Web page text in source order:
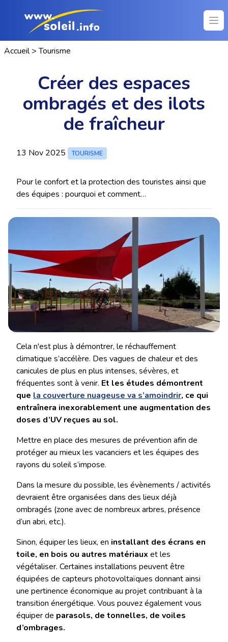
Accueil >Tourisme
Créer des espaces
ombragés et des ilots
de fraîcheur
13 Nov 2025 TOURISME
Pour le confort et la protection des touristes ainsi que
des équipes : pourquoi et comment…
Cela n'est plus à démontrer, le réchauffement
climatique s’accélère. Des vagues de chaleur et des
canicules de plus en plus intenses, sévères, et
fréquentes sont à venir. Et les études démontrent
que la couverture nuageuse va s’amoindrir, ce qui
entraînera inexorablement une augmentation des
doses d’UV reçues au sol.
Mettre en place des mesures de prévention afin de
protéger au mieux les vacanciers et les équipes des
rayons du soleil s’impose.
Dans la mesure du possible, les évènements / activités
devraient être organisées dans des lieux déjà
ombragés (zone avec de nombreux arbres, présence
d’un abri, etc.).
Sinon, équiper les lieux, en installant des écrans en
toile, en bois ou autres matériaux et les
végétaliser. Certaines installations peuvent être
équipées de capteurs photovoltaïques donnant ainsi
une pertinence économique au projet contribuant à la
transition énergétique. Vous pouvez également vous
équiper de parasols, de tonnelles, de voiles
d’ombrages.